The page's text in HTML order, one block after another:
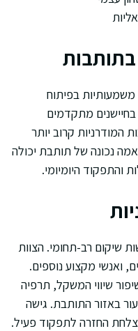
משמעותיות בפיתוח
מתקדמים
המודרניות קרוב יותר
נכונה של תותבת יכולה
והתפקוד היומיומי.
שיקום רב-תחומי. הצוות
ואנשי מקצוע נוספים.
שיווי המשקל, תרפיה
באזור התותבת. גישה
החזרה לתפקוד פעיל.